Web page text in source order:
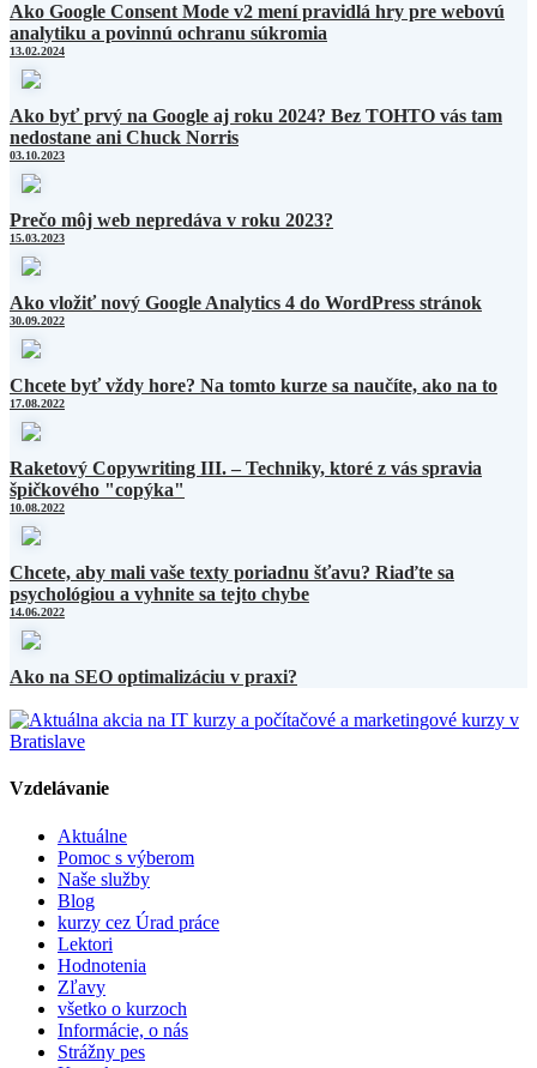
Ako Google Consent Mode v2 mení pravidlá hry pre webovú
analytiku a povinnú ochranu súkromia
13.02.2024
Ako byť prvý na Google aj roku 2024? Bez TOHTO vás tam
nedostane ani Chuck Norris
03.10.2023
Prečo môj web nepredáva v roku 2023?
15.03.2023
Ako vložiť nový Google Analytics 4 do WordPress stránok
30.09.2022
Chcete byť vždy hore? Na tomto kurze sa naučíte, ako na to
17.08.2022
Raketový Copywriting III. – Techniky, ktoré z vás spravia
špičkového "copýka"
10.08.2022
Chcete, aby mali vaše texty poriadnu šťavu? Riaďte sa
psychológiou a vyhnite sa tejto chybe
14.06.2022
Ako na SEO optimalizáciu v praxi?
Vzdelávanie
Aktuálne
Pomoc s výberom
Naše služby
Blog
kurzy cez Úrad práce
Lektori
Hodnotenia
Zľavy
všetko o kurzoch
Informácie, o nás
Strážny pes